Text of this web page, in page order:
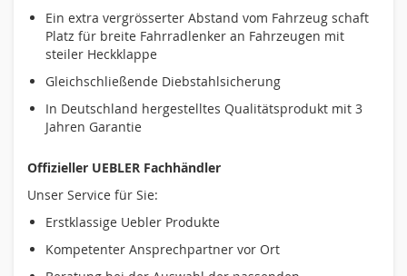
Ein extra vergrösserter Abstand vom Fahrzeug schaft
Platz für breite Fahrradlenker an Fahrzeugen mit
steiler Heckklappe
Gleichschließende Diebstahlsicherung
In Deutschland hergestelltes Qualitätsprodukt mit 3
Jahren Garantie
Offizieller UEBLER Fachhändler
Unser Service für Sie:
Erstklassige Uebler Produkte
Kompetenter Ansprechpartner vor Ort